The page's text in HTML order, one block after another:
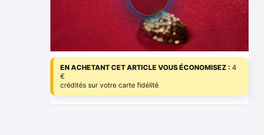
EN ACHETANT CET ARTICLE VOUS ÉCONOMISEZ : 4
€
crédités sur votre carte fidélité